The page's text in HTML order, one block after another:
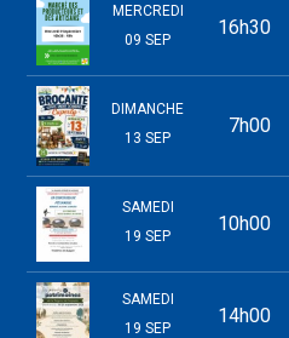
MERCREDI
09 SEP
16h30
DIMANCHE
13 SEP
7h00
SAMEDI
19 SEP
10h00
SAMEDI
19 SEP
14h00